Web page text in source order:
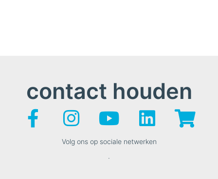
contact houden
Volg ons op sociale netwerken
.